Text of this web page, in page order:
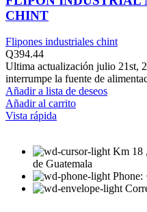
CHINT
Flipones industriales chint
Q394.44
Ultima actualización julio 21st,
interrumpe la fuente de
Añadir a lista de deseos
Añadir al carrito
Vista rápida
Km 18
de Guatemala
Phone: